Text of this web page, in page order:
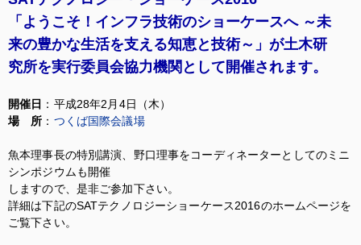
「ようこそ！インフラ技術のショーケースへ ～未
来の豊かな生活を支える知恵と技術～」が土木研
究所を実行委員会協力機関として開催されます。
開催日 ：平成28年2月4日（木）
場 所 ： つくば国際会議場
魚本理事長の特別講演、野口理事をコーディネーターとしてのミニ
シンポジウムも開催
しますので、是非ご参加下さい。
詳細は下記のSATテクノロジーショーケース2016のホームページを
ご覧下さい。